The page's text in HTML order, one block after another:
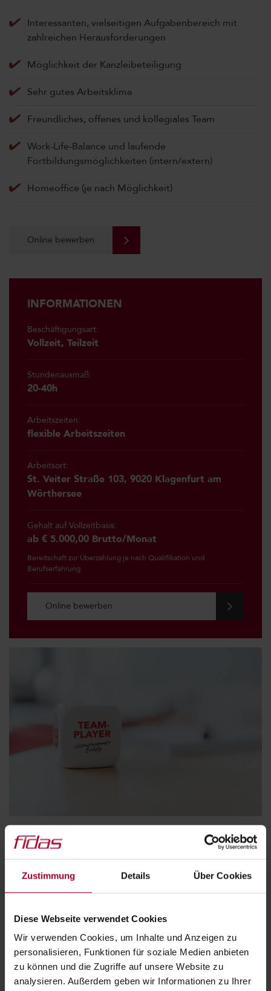
Zustimmung Details Über Cookies
Diese Webseite verwendet Cookies
Wir verwenden Cookies, um Inhalte und Anzeigen zu
personalisieren, Funktionen für soziale Medien anbieten
zu können und die Zugriffe auf unsere Website zu
analysieren. Außerdem geben wir Informationen zu Ihrer
Interessanten, vielseitigen Aufgabenbereich mit
zahlreichen Herausforderungen
Möglichkeit der Kanzleibeteiligung
Sehr gutes Arbeitsklima
Freundliches, offenes und kollegiales Team
Work-Life-Balance und laufende
Fortbildungsmöglichkeiten (intern/extern)
Homeoffice (je nach Möglichkeit)
Online bewerben
INFORMATIONEN
Beschäftigungsart:
Vollzeit, Teilzeit
Stundenausmaß:
20-40h
Arbeitszeiten:
flexible Arbeitszeiten
Arbeitsort:
St. Veiter Straße 103, 9020 Klagenfurt am
Wörthersee
Gehalt auf Vollzeitbasis:
ab € 5.000,00 Brutto/Monat
Bereitschaft zur Überzahlung je nach Qualifikation und
Berufserfahrung
Online bewerben